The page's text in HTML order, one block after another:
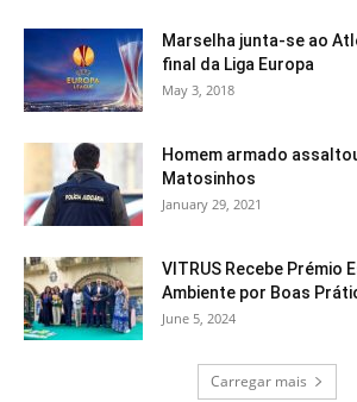
Marselha junta-se ao
final da Liga Europa
May 3, 2018
Homem armado
Matosinhos
January 29, 2021
VITRUS Recebe Prémio
Ambiente por Boas
June 5, 2024
Carregar mais